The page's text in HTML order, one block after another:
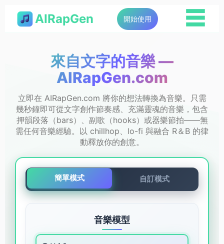
AIRapGen 開始使用 ☰
來自文字的音樂 —
AIRapGen.com
立即在 AIRapGen.com 將你的想法轉換為音樂。只需
幾秒鐘即可從文字創作節奏感、充滿靈魂的音樂，包含
押韻段落（bars）、副歌（hooks）或器樂節拍——無
需任何音樂經驗。以 chillhop、lo-fi 與融合 R＆B 的律
動釋放你的創意。
簡單模式 自訂模式
音樂模型